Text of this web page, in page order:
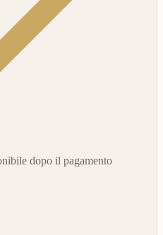
dopo il pagamento